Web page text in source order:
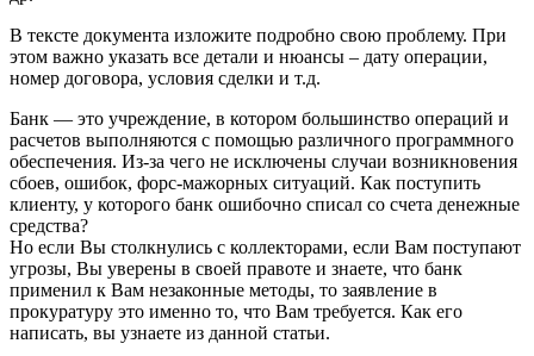
В тексте документа изложите подробно свою проблему. При
этом важно указать все детали и нюансы – дату операции,
номер договора, условия сделки и т.д.
Банк — это учреждение, в котором большинство операций и
расчетов выполняются с помощью различного программного
обеспечения. Из-за чего не исключены случаи возникновения
сбоев, ошибок, форс-мажорных ситуаций. Как поступить
клиенту, у которого банк ошибочно списал со счета денежные
средства?
Но если Вы столкнулись с коллекторами, если Вам поступают
угрозы, Вы уверены в своей правоте и знаете, что банк
применил к Вам незаконные методы, то заявление в
прокуратуру это именно то, что Вам требуется. Как его
написать, вы узнаете из данной статьи.